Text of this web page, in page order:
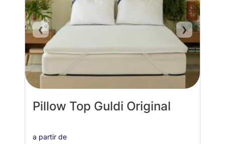
❮ ❯
Pillow Top Guldi Original
a partir de